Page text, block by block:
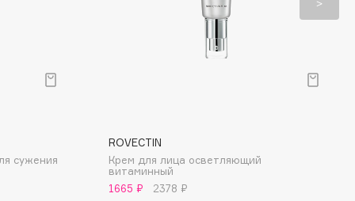
сужения
ROVECTIN
Крем для лица осветляющий
витаминный
1665 ₽
2378 ₽